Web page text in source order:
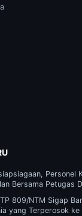
Personel
Bersama Petugas
809/NTM Sigap
yang Terperosok ke